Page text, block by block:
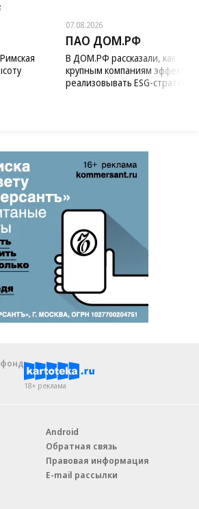
07.08.2026
ПАО ДОМ.РФ
В ДОМ.РФ рассказали, как
крупным компаниям
реализовывать ESG-стратегию
18+ реклама
Android
Обратная связь
Правовая информация
E-mail рассылки